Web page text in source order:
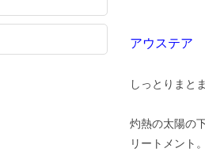
アウステア
しっとりまと
灼熱の太陽の
リートメント